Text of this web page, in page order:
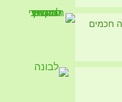
מהבית. אנו עושים
המשתמשות
לקביעת מועד לייעוץ: 0505740431, 0507937760,
על המדף
חכמים